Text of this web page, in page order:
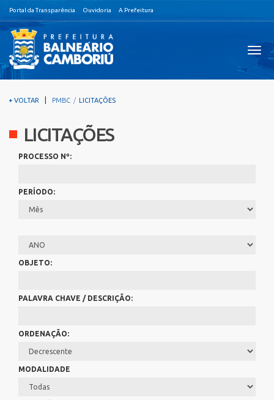
Portal da Transparência Ouvidoria A Prefeitura
VOLTAR PMBC LICITAÇÕES
LICITAÇÕES
PROCESSO Nº:
PERÍODO:
OBJETO:
PALAVRA CHAVE / DESCRIÇÃO:
ORDENAÇÃO:
MODALIDADE